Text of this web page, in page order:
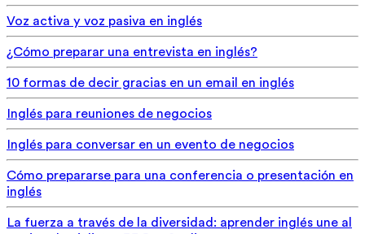
Voz activa y voz pasiva en inglés
¿Cómo preparar una entrevista en inglés?
10 formas de decir gracias en un email en inglés
Inglés para reuniones de negocios
Inglés para conversar en un evento de negocios
Cómo prepararse para una conferencia o presentación en
inglés
La fuerza a través de la diversidad: aprender inglés une al